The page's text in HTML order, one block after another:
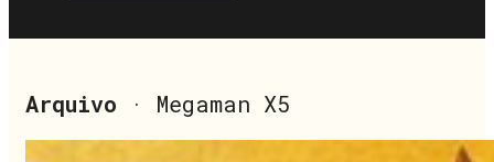
Arquivo · Megaman X5